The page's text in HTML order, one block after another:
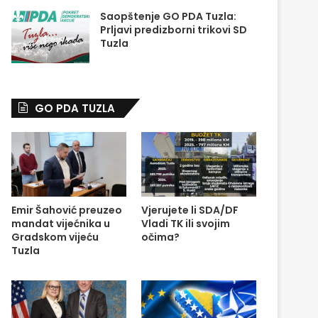
Saopštenje GO PDA Tuzla:
Prljavi predizborni trikovi SD
Tuzla
GO PDA TUZLA
Emir Šahović preuzeo
mandat vijećnika u
Gradskom vijeću
Tuzla
Vjerujete li SDA/DF
Vladi TK ili svojim
očima?